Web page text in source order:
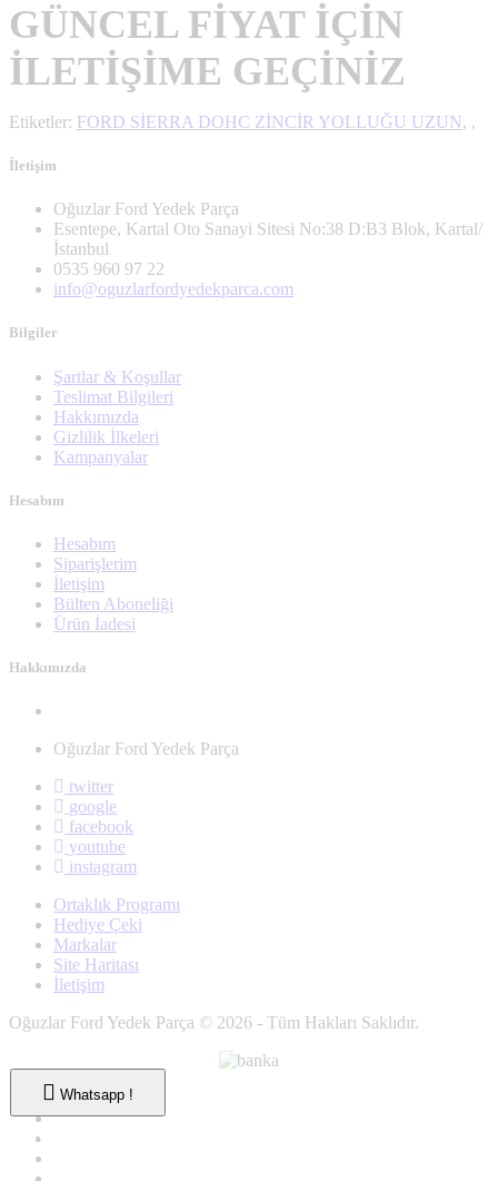
Whatsapp !
Whatsapp !
GÜNCEL FİYAT İÇİN
İLETİŞİME GEÇİNİZ
Etiketler: FORD SİERRA DOHC ZİNCİR YOLLUĞU UZUN, ,
İletişim
Oğuzlar Ford Yedek Parça
Esentepe, Kartal Oto Sanayi Sitesi No:38 D:B3 Blok, Kartal/
İstanbul
0535 960 97 22
info@oguzlarfordyedekparca.com
Bilgiler
Şartlar & Koşullar
Teslimat Bilgileri
Hakkımızda
Gizlilik İlkeleri
Kampanyalar
Hesabım
Hesabım
Siparişlerim
İletişim
Bülten Aboneliği
Ürün İadesi
Hakkımızda
Oğuzlar Ford Yedek Parça
twitter
google
facebook
youtube
instagram
Ortaklık Programı
Hediye Çeki
Markalar
Site Haritası
İletişim
Oğuzlar Ford Yedek Parça © 2026 - Tüm Hakları Saklıdır.